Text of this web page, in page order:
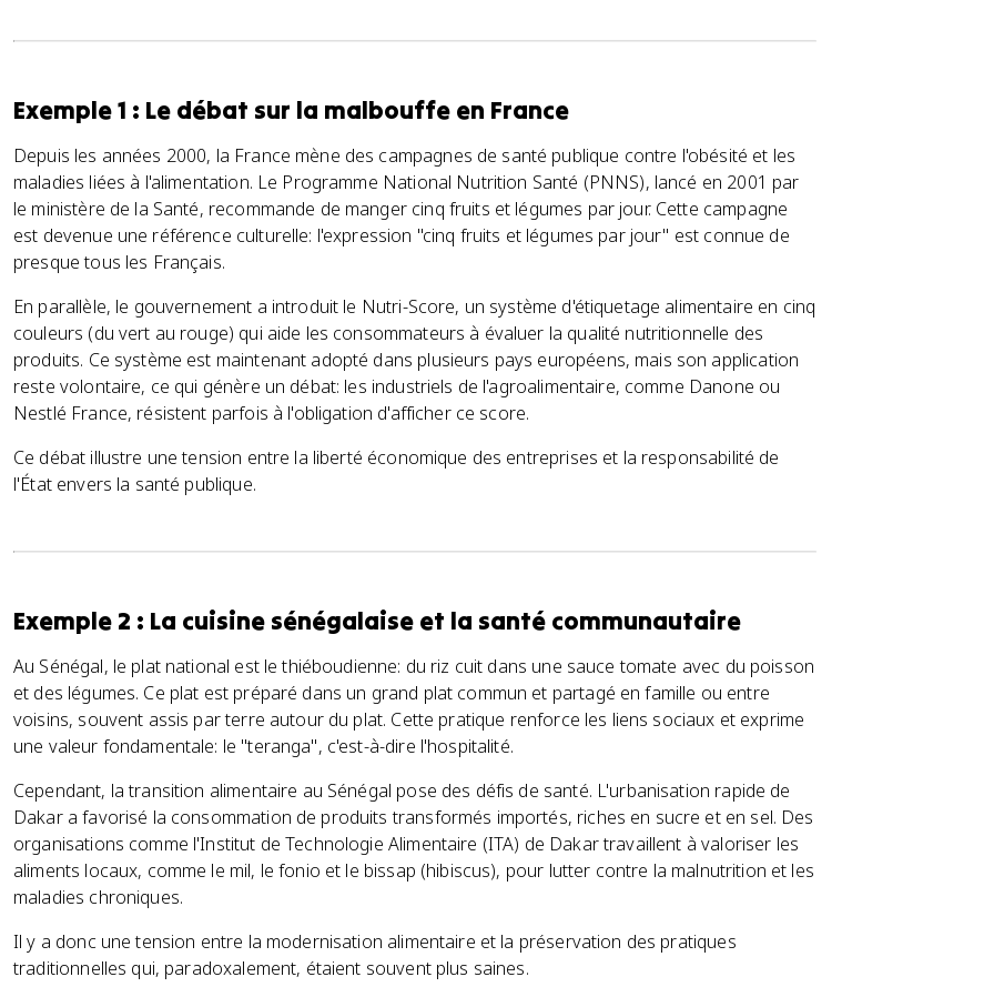
Exemple 1 : Le débat sur la malbouffe en France
Depuis les années 2000, la France mène des campagnes de santé publique contre l'obésité et les
maladies liées à l'alimentation. Le Programme National Nutrition Santé (PNNS), lancé en 2001 par
le ministère de la Santé, recommande de manger cinq fruits et légumes par jour. Cette campagne
est devenue une référence culturelle: l'expression "cinq fruits et légumes par jour" est connue de
presque tous les Français.
En parallèle, le gouvernement a introduit le Nutri-Score, un système d'étiquetage alimentaire en cinq
couleurs (du vert au rouge) qui aide les consommateurs à évaluer la qualité nutritionnelle des
produits. Ce système est maintenant adopté dans plusieurs pays européens, mais son application
reste volontaire, ce qui génère un débat: les industriels de l'agroalimentaire, comme Danone ou
Nestlé France, résistent parfois à l'obligation d'afficher ce score.
Ce débat illustre une tension entre la liberté économique des entreprises et la responsabilité de
l'État envers la santé publique.
Exemple 2 : La cuisine sénégalaise et la santé communautaire
Au Sénégal, le plat national est le thiéboudienne: du riz cuit dans une sauce tomate avec du poisson
et des légumes. Ce plat est préparé dans un grand plat commun et partagé en famille ou entre
voisins, souvent assis par terre autour du plat. Cette pratique renforce les liens sociaux et exprime
une valeur fondamentale: le "teranga", c'est-à-dire l'hospitalité.
Cependant, la transition alimentaire au Sénégal pose des défis de santé. L'urbanisation rapide de
Dakar a favorisé la consommation de produits transformés importés, riches en sucre et en sel. Des
organisations comme l'Institut de Technologie Alimentaire (ITA) de Dakar travaillent à valoriser les
aliments locaux, comme le mil, le fonio et le bissap (hibiscus), pour lutter contre la malnutrition et les
maladies chroniques.
Il y a donc une tension entre la modernisation alimentaire et la préservation des pratiques
traditionnelles qui, paradoxalement, étaient souvent plus saines.